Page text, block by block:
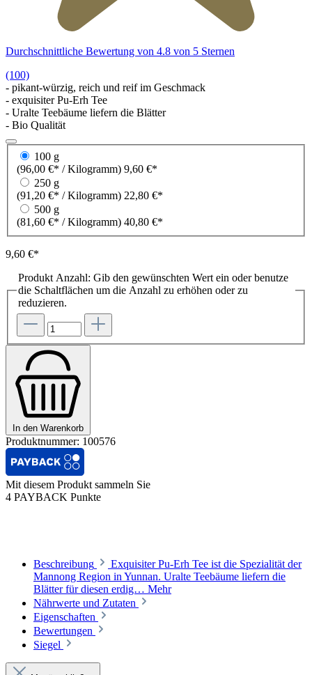
Durchschnittliche Bewertung von 4.8 von 5 Sternen
(100)
- pikant-würzig, reich und reif im Geschmack
- exquisiter Pu-Erh Tee
- Uralte Teebäume liefern die Blätter
- Bio Qualität
100 g
(96,00 €* / Kilogramm) 9,60 €*
250 g
(91,20 €* / Kilogramm) 22,80 €*
500 g
(81,60 €* / Kilogramm) 40,80 €*
9,60 €*
Produkt Anzahl: Gib den gewünschten Wert ein oder benutze
die Schaltflächen um die Anzahl zu erhöhen oder zu
reduzieren.
In den Warenkorb
Produktnummer: 100576
Mit diesem Produkt sammeln Sie
4 PAYBACK Punkte
Beschreibung
Exquisiter Pu-Erh Tee ist die Spezialität der
Mannong Region in Yunnan. Uralte Teebäume liefern die
Blätter für diesen erdig… Mehr
Nährwerte und Zutaten
Eigenschaften
Bewertungen
Siegel